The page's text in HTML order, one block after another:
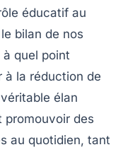
éducatif au
bilan de nos
quel point
à la réduction de
élan
promouvoir des
au quotidien, tant